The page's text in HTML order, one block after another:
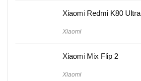
Xiaomi Redmi K80 Ultra
Xiaomi
Xiaomi Mix Flip 2
Xiaomi